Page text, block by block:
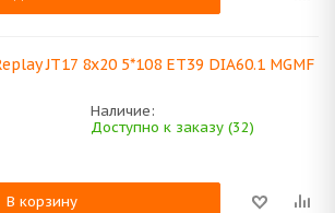
JT17 8x20 5*108 ET39 DIA60.1 MGMF
Наличие:
Доступно к заказу (32)
В корзину